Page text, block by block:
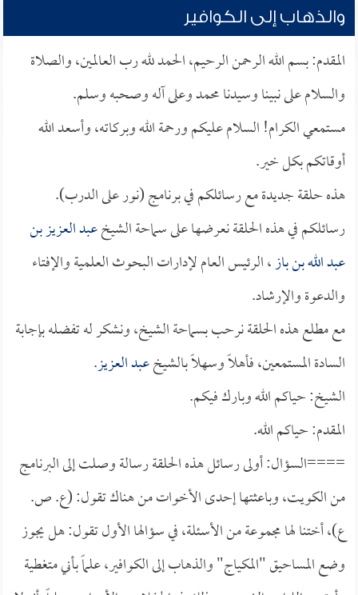
والذهاب إلى الكوافير
المقدم: بسم الله الرحمن الرحيم، الحمد لله رب العالمين، والصلاة
والسلام على نبينا وسيدنا محمد وعلى آله وصحبه وسلم.
مستمعي الكرام! السلام عليكم ورحمة الله وبركاته، وأسعد الله
أوقاتكم بكل خير.
هذه حلقة جديدة مع رسائلكم في برنامج (نور على الدرب).
رسائلكم في هذه الحلقة نعرضها على سماحة الشيخعبد العزيز بن
عبد الله بن باز، الرئيس العام لإدارات البحوث العلمية والإفتاء
والدعوة والإرشاد.
مع مطلع هذه الحلقة نرحب بسماحة الشيخ، ونشكر له تفضله بإجابة
السادة المستمعين، فأهلاً وسهلاً بالشيخعبد العزيز.
الشيخ: حياكم الله وبارك فيكم.
المقدم: حياكم الله.
====السؤال: أولى رسائل هذه الحلقة رسالة وصلت إلى البرنامج
من الكويت، وباعثتها إحدى الأخوات من هناك تقول: (ع. ص.
ع)، أختنا لها مجموعة من الأسئلة، في سؤالها الأول تقول: هل يجوز
وضع المساحيق "المكياج" والذهاب إلى الكوافير، علماً بأني متغطية